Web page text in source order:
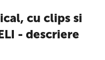
cu clips si
- descriere